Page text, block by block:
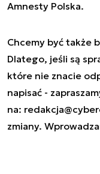
Amnesty Polska.
Chcemy być także
Dlatego, jeśli są
które nie znacie
napisać -
na:
zmiany.